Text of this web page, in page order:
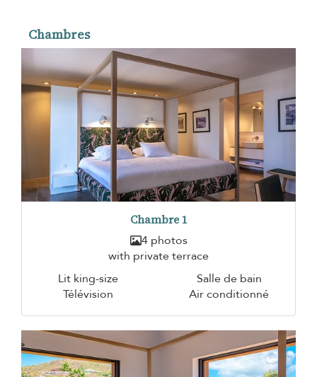
Chambres
Chambre 1
4 photos
with private terrace
Lit king-size
Salle de bain
Télévision
Air conditionné